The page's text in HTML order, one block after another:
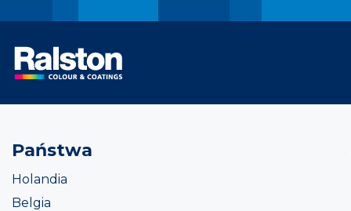
Państwa
Holandia
Belgia